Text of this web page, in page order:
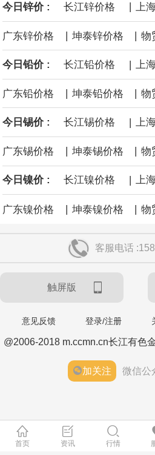
格。
今日锌价 : 长江锌价格 上
广东锌价格 | 坤泰锌价格 | 物
今日铅价 : 长江铅价格 | 上
广东铅价格 坤泰铅价格 物
今日锡价 : 长江锡价格 | 上
广东锡价格 坤泰锡价格 物
今日镍价 : 长江镍价格 | 上
广东镍价格 | 坤泰镍价格 | 物
客服电话
触屏版
意见反馈 登录/注册
@2006-2018 m.ccmn.cn长江有色
加关注 微信公
首页 资讯 行情